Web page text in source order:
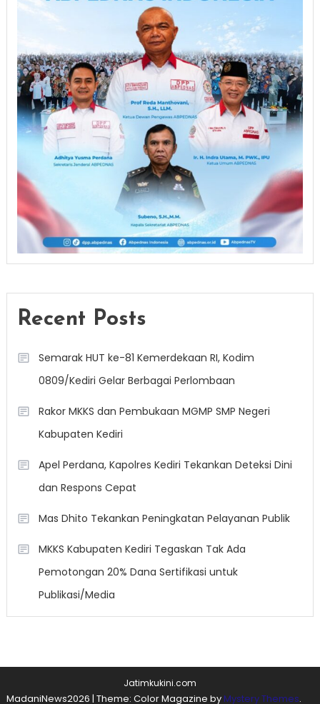
Recent Posts
Semarak HUT ke-81 Kemerdekaan RI, Kodim
0809/Kediri Gelar Berbagai Perlombaan
Rakor MKKS dan Pembukaan MGMP SMP Negeri
Kabupaten Kediri
Apel Perdana, Kapolres Kediri Tekankan Deteksi Dini
dan Respons Cepat
Mas Dhito Tekankan Peningkatan Pelayanan Publik
MKKS Kabupaten Kediri Tegaskan Tak Ada
Pemotongan 20% Dana Sertifikasi untuk
Publikasi/Media
Jatimkukini.com
MadaniNews2026 | Theme: Color Magazine by Mystery Themes.